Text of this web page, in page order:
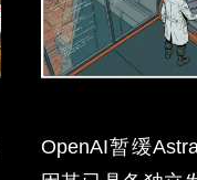
OpenAI暂缓